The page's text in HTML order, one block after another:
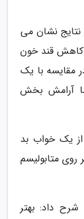
نشان می
قند خون
مقایسه با یک
آرامش بخش
از یک خواب بد
تا حدود 50 درصد بر روی متابولیسم
داد: بهتر